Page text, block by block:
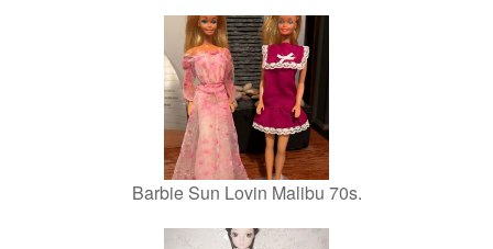
Barbie Sun Lovin Malibu 70s.